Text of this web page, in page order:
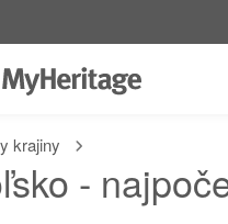
krajiny
-